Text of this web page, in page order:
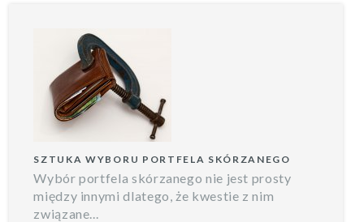
SZTUKA WYBORU PORTFELA SKÓRZANEGO
Wybór portfela skórzanego nie jest prosty
między innymi dlatego, że kwestie z nim
związane...